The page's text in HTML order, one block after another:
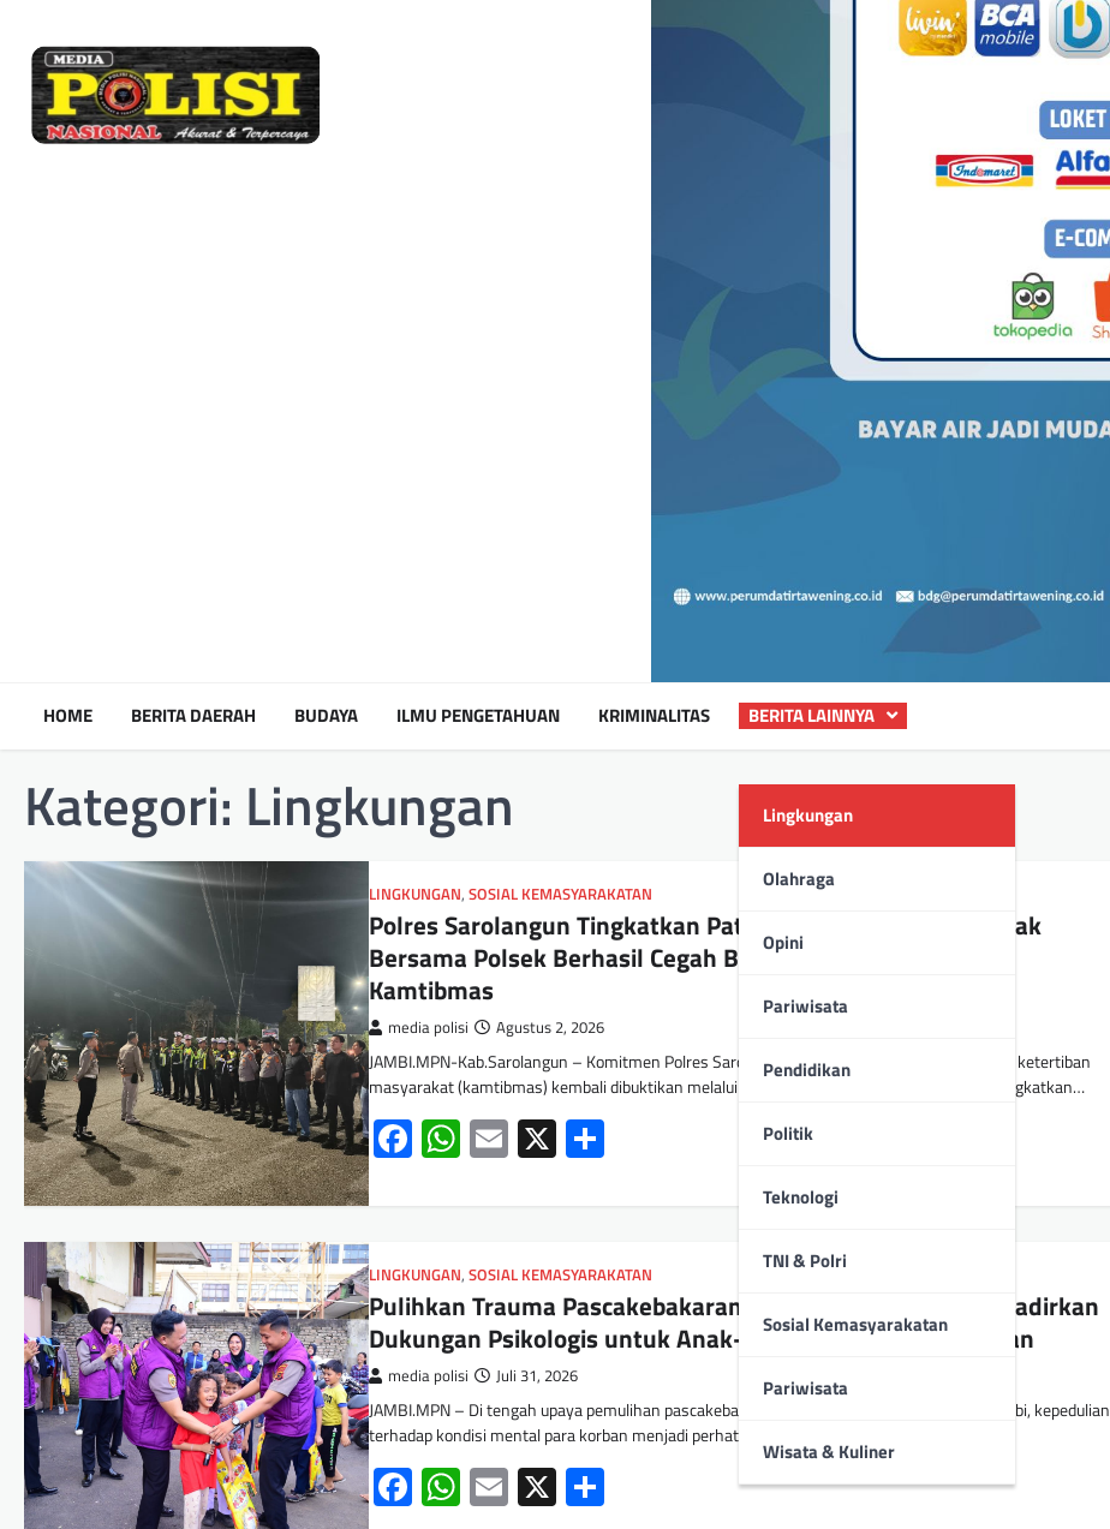
HOME BERITA DAERAH BUDAYA ILMU PENGETAHUAN KRIMINALITAS BERITA LAINNYA
Lingkungan
Olahraga
Opini
Pariwisata
Pendidikan
Politik
Teknologi
TNI & Polri
Sosial Kemasyarakatan
Pariwisata
Wisata & Kuliner
Kategori: Lingkungan
LINGKUNGAN,SOSIAL KEMASYARAKATAN
Polres Sarolangun Tingkatkan Patroli Malam, KRYD Serentak
Bersama Polsek Berhasil Cegah Balap Liar dan Gangguan
Kamtibmas
media polisi Agustus 2, 2026
JAMBI.MPN-Kab.Sarolangun – Komitmen Polres Sarolangun dalam menjaga keamanan dan ketertiban
masyarakat (kamtibmas) kembali dibuktikan melalui pelaksanaan Kegiatan Rutin yang Ditingkatkan…
Facebook
WhatsApp
Email
X
LINGKUNGAN,SOSIAL KEMASYARAKATAN
Pulihkan Trauma Pascakebakaran, Biro SDM Polda Jambi Hadirkan
Dukungan Psikologis untuk Anak-anak dan Keluarga Korban
media polisi Juli 31, 2026
JAMBI.MPN – Di tengah upaya pemulihan pascakebakaran yang melanda Asrama Polda Jambi, kepedulian
terhadap kondisi mental para korban menjadi perhatian…
Facebook
WhatsApp
Email
X